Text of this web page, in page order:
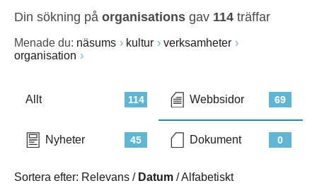
Din sökning på organisations gav 114 träffar
Menade du: näsums kultur
verksamheter
organisation
114
Allt 69
Webbsidor
45
Nyheter 0
Dokument
Sortera efter: Relevans / Datum /Alfabetiskt